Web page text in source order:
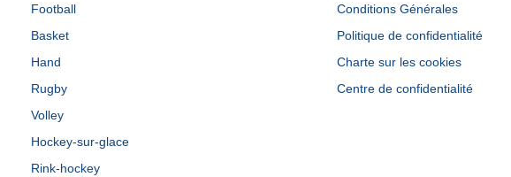
Football
Basket
Hand
Rugby
Volley
Hockey-sur-glace
Rink-hockey
Conditions Générales
Politique de confidentialité
Charte sur les cookies
Centre de confidentialité